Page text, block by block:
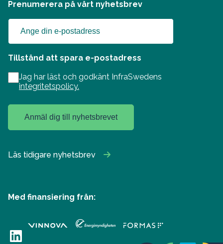
Prenumerera på vårt nyhetsbrev
Tillstånd att spara e-postadress
Jag har läst och godkänt InfraSwedens
integritetspolicy.
Anmäl dig till nyhetsbrevet
Läs tidigare nyhetsbrev
Med finansiering från:
LinkedIn